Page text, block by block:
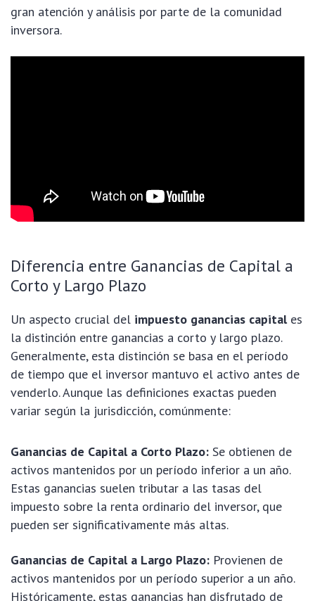
gran atención y análisis por parte de la comunidad
inversora.
Diferencia entre Ganancias de Capital a
Corto y Largo Plazo
Un aspecto crucial del impuesto ganancias capitales
la distinción entre ganancias a corto y largo plazo.
Generalmente, esta distinción se basa en el período
de tiempo que el inversor mantuvo el activo antes de
venderlo. Aunque las definiciones exactas pueden
variar según la jurisdicción, comúnmente:
Ganancias de Capital a Corto Plazo: Se obtienen de
activos mantenidos por un período inferior a un año.
Estas ganancias suelen tributar a las tasas del
impuesto sobre la renta ordinario del inversor, que
pueden ser significativamente más altas.
Ganancias de Capital a Largo Plazo: Provienen de
activos mantenidos por un período superior a un año.
Históricamente, estas ganancias han disfrutado de